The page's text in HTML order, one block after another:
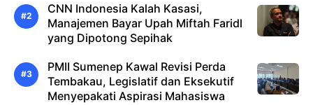
CNN Indonesia Kalah Kasasi,
Manajemen Bayar Upah Miftah Faridl
yang Dipotong Sepihak
PMII Sumenep Kawal Revisi Perda
Tembakau, Legislatif dan Eksekutif
Menyepakati Aspirasi Mahasiswa